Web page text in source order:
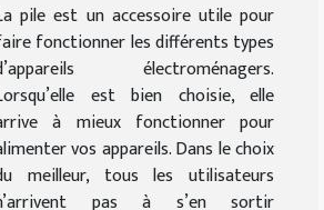
pile est un accessoire utile pour
fonctionner les différents types
électroménagers.
est bien choisie, elle
à mieux fonctionner pour
vos appareils. Dans le choix
meilleur, tous les utilisateurs
pas à s’en sortir